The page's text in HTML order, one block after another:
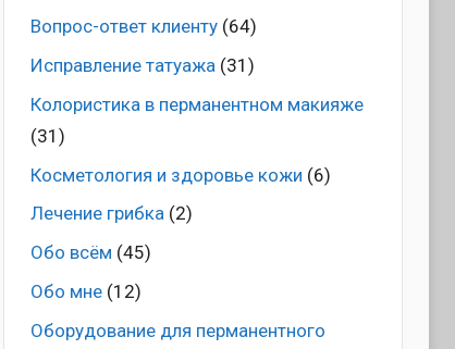
Вопрос-ответ клиенту(64)
Исправление татуажа (31)
Колористика в перманентном макияже
(31)
Косметология и здоровье кожи (6)
Лечение грибка(2)
Обо всём (45)
Обо мне(12)
Оборудование для перманентного